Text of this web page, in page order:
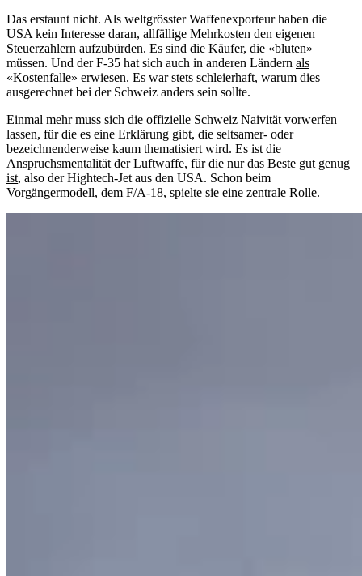
Das erstaunt nicht. Als weltgrösster Waffenexporteur haben die
USA kein Interesse daran, allfällige Mehrkosten den eigenen
Steuerzahlern aufzubürden. Es sind die Käufer, die «bluten»
müssen. Und der F-35 hat sich auch in anderen Ländern als
«Kostenfalle» erwiesen. Es war stets schleierhaft, warum dies
ausgerechnet bei der Schweiz anders sein sollte.
Einmal mehr muss sich die offizielle Schweiz Naivität vorwerfen
lassen, für die es eine Erklärung gibt, die seltsamer- oder
bezeichnenderweise kaum thematisiert wird. Es ist die
Anspruchsmentalität der Luftwaffe, für die nur das Beste gut genug
ist, also der Hightech-Jet aus den USA. Schon beim
Vorgängermodell, dem F/A-18, spielte sie eine zentrale Rolle.